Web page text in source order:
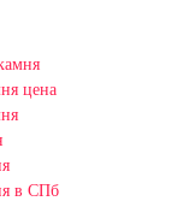
цена
в СПб